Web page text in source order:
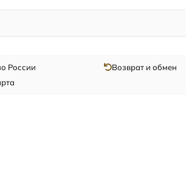
России
Возврат и обмен